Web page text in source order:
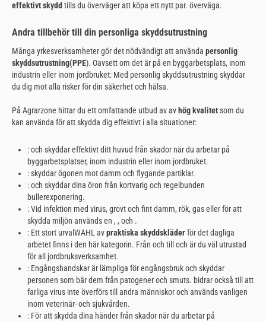
effektivt skydd tills du överväger att köpa ett nytt par. överväga.
Andra tillbehör till din personliga skyddsutrustning
Många yrkesverksamheter gör det nödvändigt att använda personlig
skyddsutrustning(PPE). Oavsett om det är på en byggarbetsplats, inom
industrin eller inom jordbruket: Med personlig skyddsutrustning skyddar
du dig mot alla risker för din säkerhet och hälsa.
På Agrarzone hittar du ett omfattande utbud avav hög kvalitetsom du
kan använda för att skydda dig effektivt i alla situationer:
: och skyddar effektivt ditt huvud från skador när du arbetar på
byggarbetsplatser, inom industrin eller inom jordbruket.
: skyddar ögonen mot damm och flygande partiklar.
: och skyddar dina öron från kortvarig och regelbunden
bullerexponering.
: Vid infektion med virus, grovt och fint damm, rök, gas eller för att
skydda miljön används en , , och .
: Ett stort urvalWAHL avpraktiska skyddskläderför det dagliga
arbetet finns i den här kategorin. Från och till och är du väl utrustad
för all jordbruksverksamhet.
: Engångshandskar är lämpliga för engångsbruk och skyddar
personen som bär dem från patogener och smuts. bidrar också till att
farliga virus inte överförs till andra människor och används vanligen
inom veterinär- och sjukvården.
: För att skydda dina händer från skador när du arbetar på